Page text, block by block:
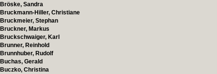
Bröske, Sandra
Bruckmann-Hiller, Christiane
Bruckmeier, Stephan
Bruckner, Markus
Bruckschwaiger, Karl
Brunner, Reinhold
Brunnhuber, Rudolf
Buchas, Gerald
Buczko, Christina